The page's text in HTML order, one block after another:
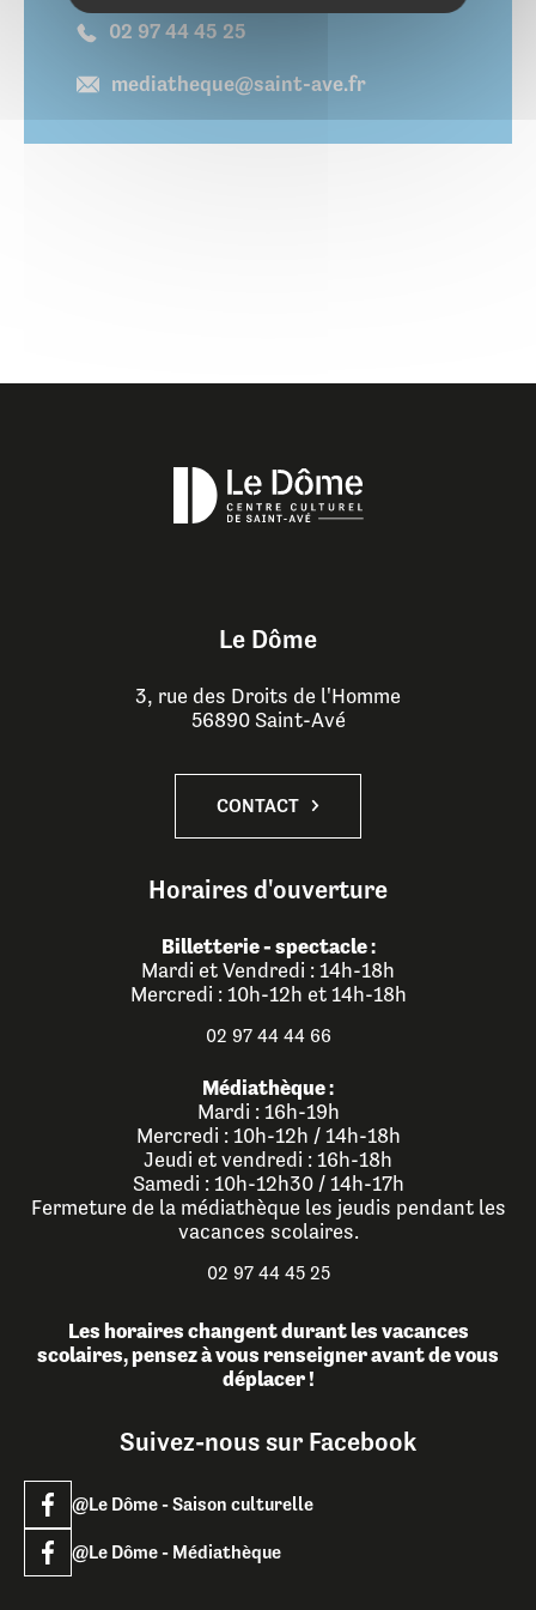
02 97 44 45 25
mediatheque@saint-ave.fr
Le Dôme
3, rue des Droits de l'Homme
56890 Saint-Avé
CONTACT
Horaires d'ouverture
Billetterie - spectacle :
Mardi et Vendredi : 14h-18h
Mercredi : 10h-12h et 14h-18h
02 97 44 44 66
Médiathèque :
Mardi : 16h-19h
Mercredi : 10h-12h / 14h-18h
Jeudi et vendredi : 16h-18h
Samedi : 10h-12h30 / 14h-17h
Fermeture de la médiathèque les jeudis pendant les
vacances scolaires.
02 97 44 45 25
Les horaires changent durant les vacances
scolaires, pensez à vous renseigner avant de vous
déplacer !
Suivez-nous sur Facebook
@Le Dôme - Saison culturelle
@Le Dôme - Médiathèque